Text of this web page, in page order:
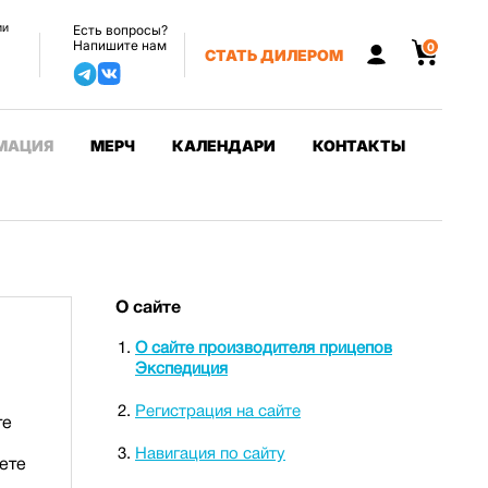
Есть вопросы?
Напишите нам
СТАТЬ ДИЛЕРОМ 0
МЕРЧ КАЛЕНДАРИ КОНТАКТЫ
О сайте
О сайте производителя прицепов
Экспедиция
Регистрация на сайте
Навигация по сайту